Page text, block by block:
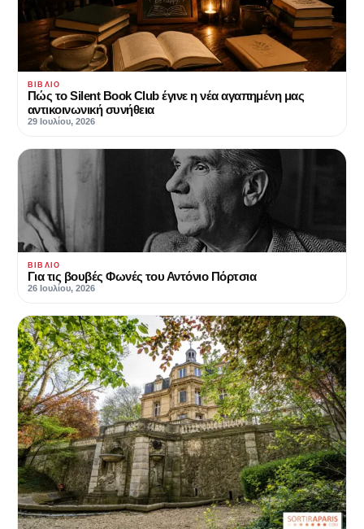
ΒΙΒΛΊΟ
Πώς το Silent Book Club έγινε η νέα αγαπημένη μας
αντικοινωνική συνήθεια
29 Ιουλίου, 2026
ΒΙΒΛΊΟ
Για τις βουβές Φωνές του Αντόνιο Πόρτσια
26 Ιουλίου, 2026